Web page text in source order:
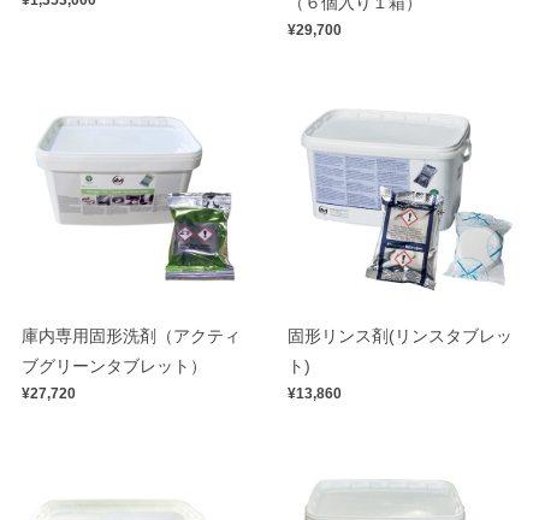
¥29,700
庫内専用固形洗剤（アクティ
ブグリーンタブレット）
¥27,720
固形リンス剤(リンスタブレッ
ト)
¥13,860